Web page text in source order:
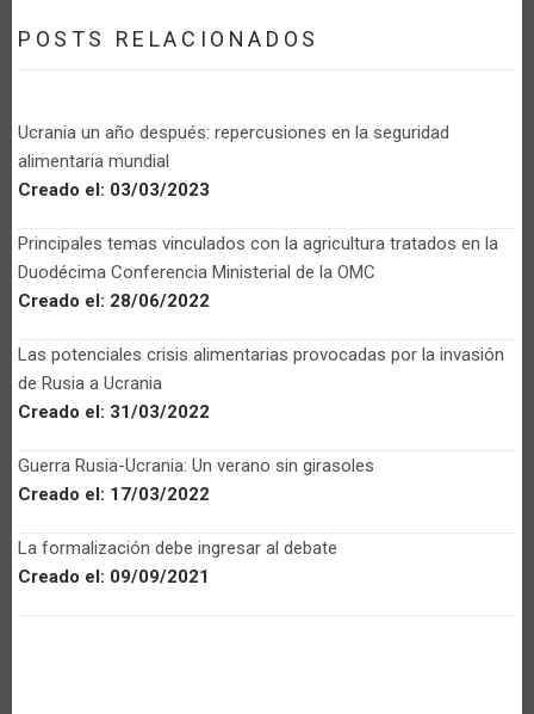
POSTS RELACIONADOS
Ucrania un año después: repercusiones en la seguridad
alimentaria mundial
Creado el: 03/03/2023
Principales temas vinculados con la agricultura tratados en la
Duodécima Conferencia Ministerial de la OMC
Creado el: 28/06/2022
Las potenciales crisis alimentarias provocadas por la invasión
de Rusia a Ucrania
Creado el: 31/03/2022
Guerra Rusia-Ucrania: Un verano sin girasoles
Creado el: 17/03/2022
La formalización debe ingresar al debate
Creado el: 09/09/2021